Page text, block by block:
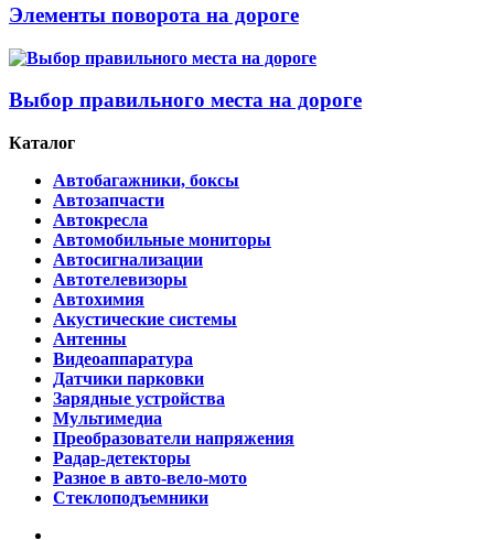
Элементы поворота на дороге
Выбор правильного места на дороге
Каталог
Автобагажники, боксы
Автозапчасти
Автокресла
Автомобильные мониторы
Автосигнализации
Автотелевизоры
Автохимия
Акустические системы
Антенны
Видеоаппаратура
Датчики парковки
Зарядные устройства
Мультимедиа
Преобразователи напряжения
Радар-детекторы
Разное в авто-вело-мото
Стеклоподъемники